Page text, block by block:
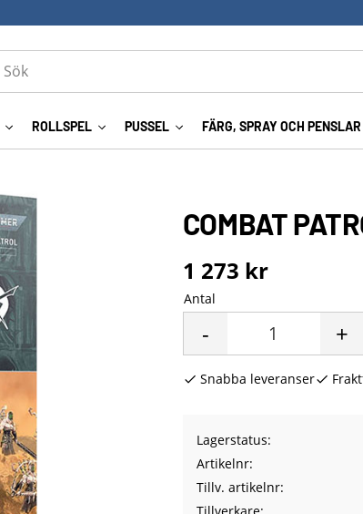
ROLLSPEL PUSSEL FÄRG, SPRAY OCH PENSLAR
COMBAT
1 273 kr
Antal
+
-
Snabba leveranser
Lagerstatus
Artikelnr
Tillv. artikelnr